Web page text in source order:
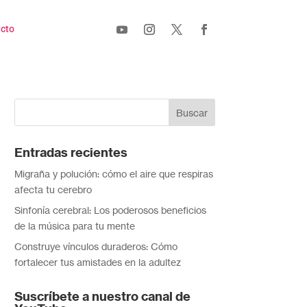
Entradas recientes
Migraña y polución: cómo el aire que respiras
afecta tu cerebro
Sinfonía cerebral: Los poderosos beneficios
de la música para tu mente
Construye vínculos duraderos: Cómo
fortalecer tus amistades en la adultez
Suscríbete a nuestro canal de